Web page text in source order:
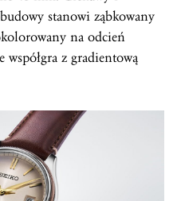
stanowi ząbkowany
na odcień
z gradientową